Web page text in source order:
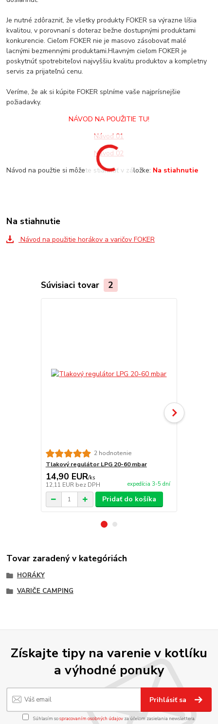
Je nutné zdôrazniť, že všetky produkty FOKER sa výrazne líšia
kvalitou, v porovnaní s doteraz bežne dostupnými produktami
konkurencie. Cieľom FOKER nie je masovo zásobovať malé
lacnými bezmennými produktami.Hlavným cieľom FOKER je
poskytnúť spotrebiteľovi najvyššiu kvalitu produktov a kompletny
servis za prijateľnú cenu.
Veríme, že ak si kúpite FOKER splníme vaše najprísnejšie
požiadavky.
NÁVOD NA POUŽITIE TU!
Návod 01
Návod 02
Návod na použtie si môžete stiahnuť v záložke: Na stiahnutie
Na stiahnutie
Návod na použitie horákov a varičov FOKER
Súvisiaci tovar 2
2 hodnotenie
Tlakový regulátor LPG 20-60 mbar
14,90 EUR/ks
12,11 EUR bez DPH expedícia 3-5 dní
Pridať do košíka
Tovar zaradený v kategóriách
HORÁKY
VARIČE CAMPING
Získajte tipy na varenie v kotlíku
a výhodné ponuky
Prihlásiť sa
Súhlasím sospracovaním osobných údajov za účelom zasielania newslettera.